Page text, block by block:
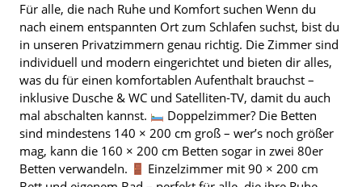
Für alle, die nach Ruhe und Komfort suchen Wenn du
nach einem entspannten Ort zum Schlafen suchst, bist du
in unseren Privatzimmern genau richtig. Die Zimmer sind
individuell und modern eingerichtet und bieten dir alles,
was du für einen komfortablen Aufenthalt brauchst –
inklusive Dusche & WC und Satelliten-TV, damit du auch
mal abschalten kannst.
Doppelzimmer? Die Betten
sind mindestens 140 × 200 cm groß – wer’s noch größer
mag, kann die 160 × 200 cm Betten sogar in zwei 80er
Betten verwandeln.
Einzelzimmer mit 90 × 200 cm